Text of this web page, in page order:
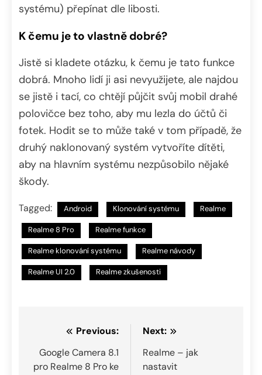
systému) přepínat dle libosti.
K čemu je to vlastně dobré?
Jistě si kladete otázku, k čemu je tato funkce
dobrá. Mnoho lidí ji asi nevyužijete, ale najdou
se jistě i tací, co chtějí půjčit svůj mobil drahé
polovičce bez toho, aby mu lezla do účtů či
fotek. Hodit se to může také v tom případě, že
druhý naklonovaný systém vytvoříte dítěti,
aby na hlavním systému nezpůsobilo nějaké
škody.
Tagged: Android Klonování systému Realme
Realme 8 Pro Realme funkce
Realme klonování systému Realme návody
Realme UI 2.0 Realme zkušenosti
Navigace
pro
Previous:
Google Camera 8.1
pro Realme 8 Pro ke
Next:
Realme – jak
nastavit